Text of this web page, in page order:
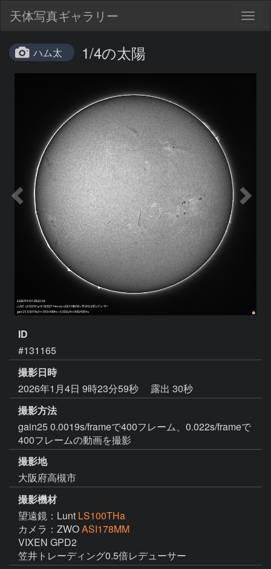
天体写真ギャラリー
ハム太 1/4の太陽
ID
#131165
撮影日時
2026年1月4日 9時23分59秒
露出 30秒
撮影方法
gain25 0.0019s/frameで400フレーム、0.022s/frameで
400フレームの動画を撮影
撮影地
大阪府高槻市
撮影機材
望遠鏡：Lunt LS100THa
カメラ：ZWOASI178MM
VIXEN GPD2
笠井トレーディング0.5倍レデューサー